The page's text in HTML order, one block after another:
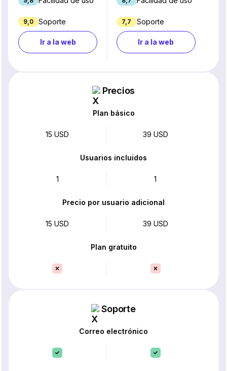
9,0 Soporte
Ir a la web
7,7 Soporte
Ir a la web
Precios
Plan básico
15 USD 39 USD
Usuarios incluidos
1 1
Precio por usuario adicional
15 USD 39 USD
Plan gratuito
Soporte
Correo electrónico